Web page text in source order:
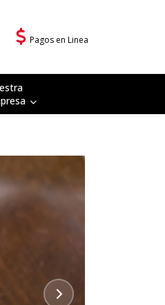
Pagos en Linea